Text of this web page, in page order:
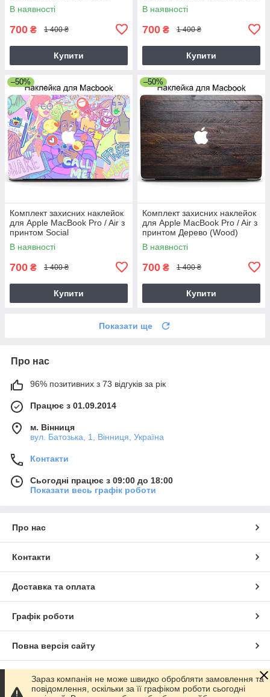
Хвиля і Ван Гог Зоряна Ніч
Nagasaki
В наявності
700 ₴ 1 400 ₴
Купити
Morty)
В наявності
700 ₴ 1 400 ₴
Купити
–50%
Комплект захисних наклейок
для Apple MacBook Pro / Air з
принтом Social
В наявності
700 ₴ 1 400 ₴
Купити
–50%
Комплект захисних наклейок
для Apple MacBook Pro / Air з
принтом Дерево (Wood)
В наявності
700 ₴ 1 400 ₴
Купити
Показати ще
Про нас
96% позитивних з 73 відгуків за рік
Працює з 01.09.2014
м. Вінниця
вул. Батозька, 1, Вінниця, Україна
Контакти
Сьогодні працює з 09:00 до 18:00
Показати весь графік роботи
Про нас
Контакти
Доставка та оплата
Графік роботи
Повна версія сайту
Сайт створено на маркетплейсі Prom.ua
Зараз компанія не може швидко обробляти замовлення та
повідомлення, оскільки за її графіком роботи сьогодні